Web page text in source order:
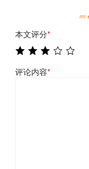
本文评分*
评论内容*